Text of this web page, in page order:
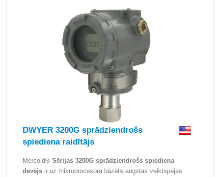
DWYER 3200G sprādziendrošs
spiediena raidītājs
Mercoid® Sērijas 3200G sprādziendrošs spiediena
devējs ir uz mikroprocesora bāzēts augstas veiktspējas